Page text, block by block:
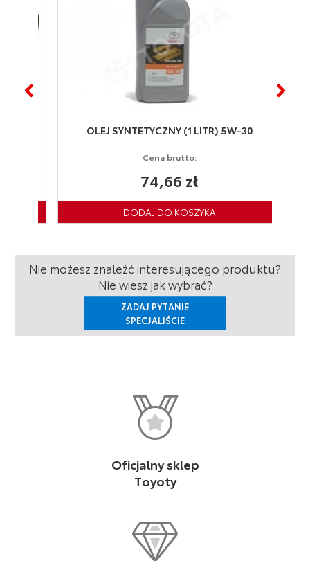
OLEJ SYNTETYCZNY (1 LITR) 5W-30
Cena brutto:
74,66 zł
Nie możesz znaleźć interesującego produktu?
Nie wiesz jak wybrać?
ZADAJ PYTANIE
SPECJALIŚCIE
Oficjalny sklep
Toyoty